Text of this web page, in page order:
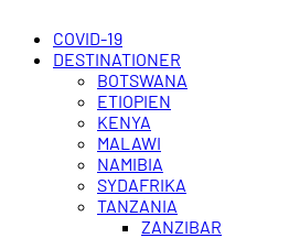
COVID-19
DESTINATIONER
BOTSWANA
ETIOPIEN
KENYA
MALAWI
NAMIBIA
SYDAFRIKA
TANZANIA
ZANZIBAR